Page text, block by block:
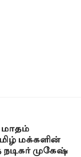
மாதம்
மக்களின்
முகேஷ்